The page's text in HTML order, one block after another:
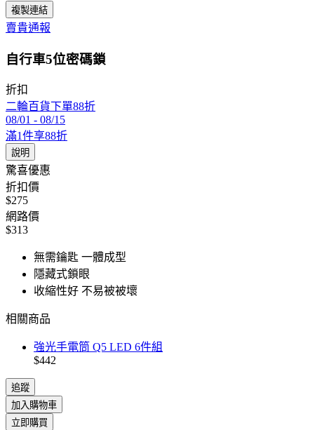
複製連結
賣貴通報
自行車5位密碼鎖
折扣
二輪百貨下單88折
08/01 - 08/15
滿1件享88折
說明
驚喜優惠
折扣價
$275
網路價
$313
無需鑰匙 一體成型
隱藏式鎖眼
收縮性好 不易被被壞
相關商品
強光手電筒 Q5 LED 6件組
$442
追蹤
加入購物車
立即購買